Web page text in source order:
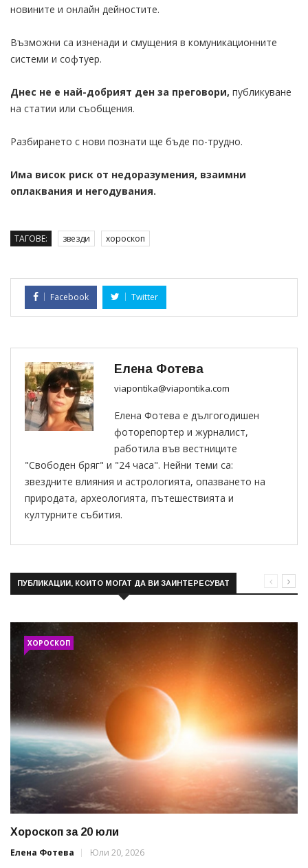
новините и онлайн дейностите.
Възможни са изненади и смущения в комуникационните
системи и софтуер.
Днес не е най-добрият ден за преговори, публикуване
на статии или съобщения.
Разбирането с нови познати ще бъде по-трудно.
Има висок риск от недоразумения, взаимни
оплаквания и негодувания.
ТАГОВЕ: звезди хороскоп
Facebook Twitter
Елена Фотева
viapontika@viapontika.com
Елена Фотева е дългогодишен
фоторепортер и журналист,
работила във вестниците
"Свободен бряг" и "24 часа". Нейни теми са:
звездните влияния и астрологията, опазването на
природата, археологията, пътешествията и
културните събития.
ПУБЛИКАЦИИ, КОИТО МОГАТ ДА ВИ ЗАИНТЕРЕСУВАТ
ХОРОСКОП
Хороскоп за 20 юли
Елена Фотева
Юли 20, 2026